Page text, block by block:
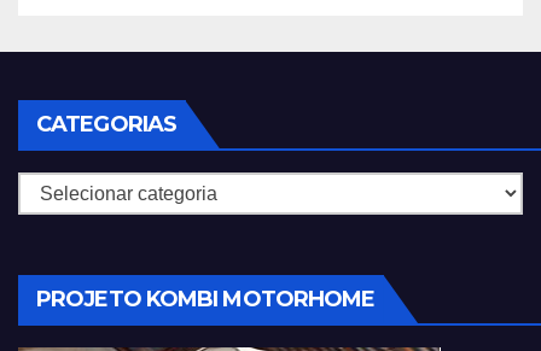
CATEGORIAS
Categorias
PROJETO KOMBI MOTORHOME